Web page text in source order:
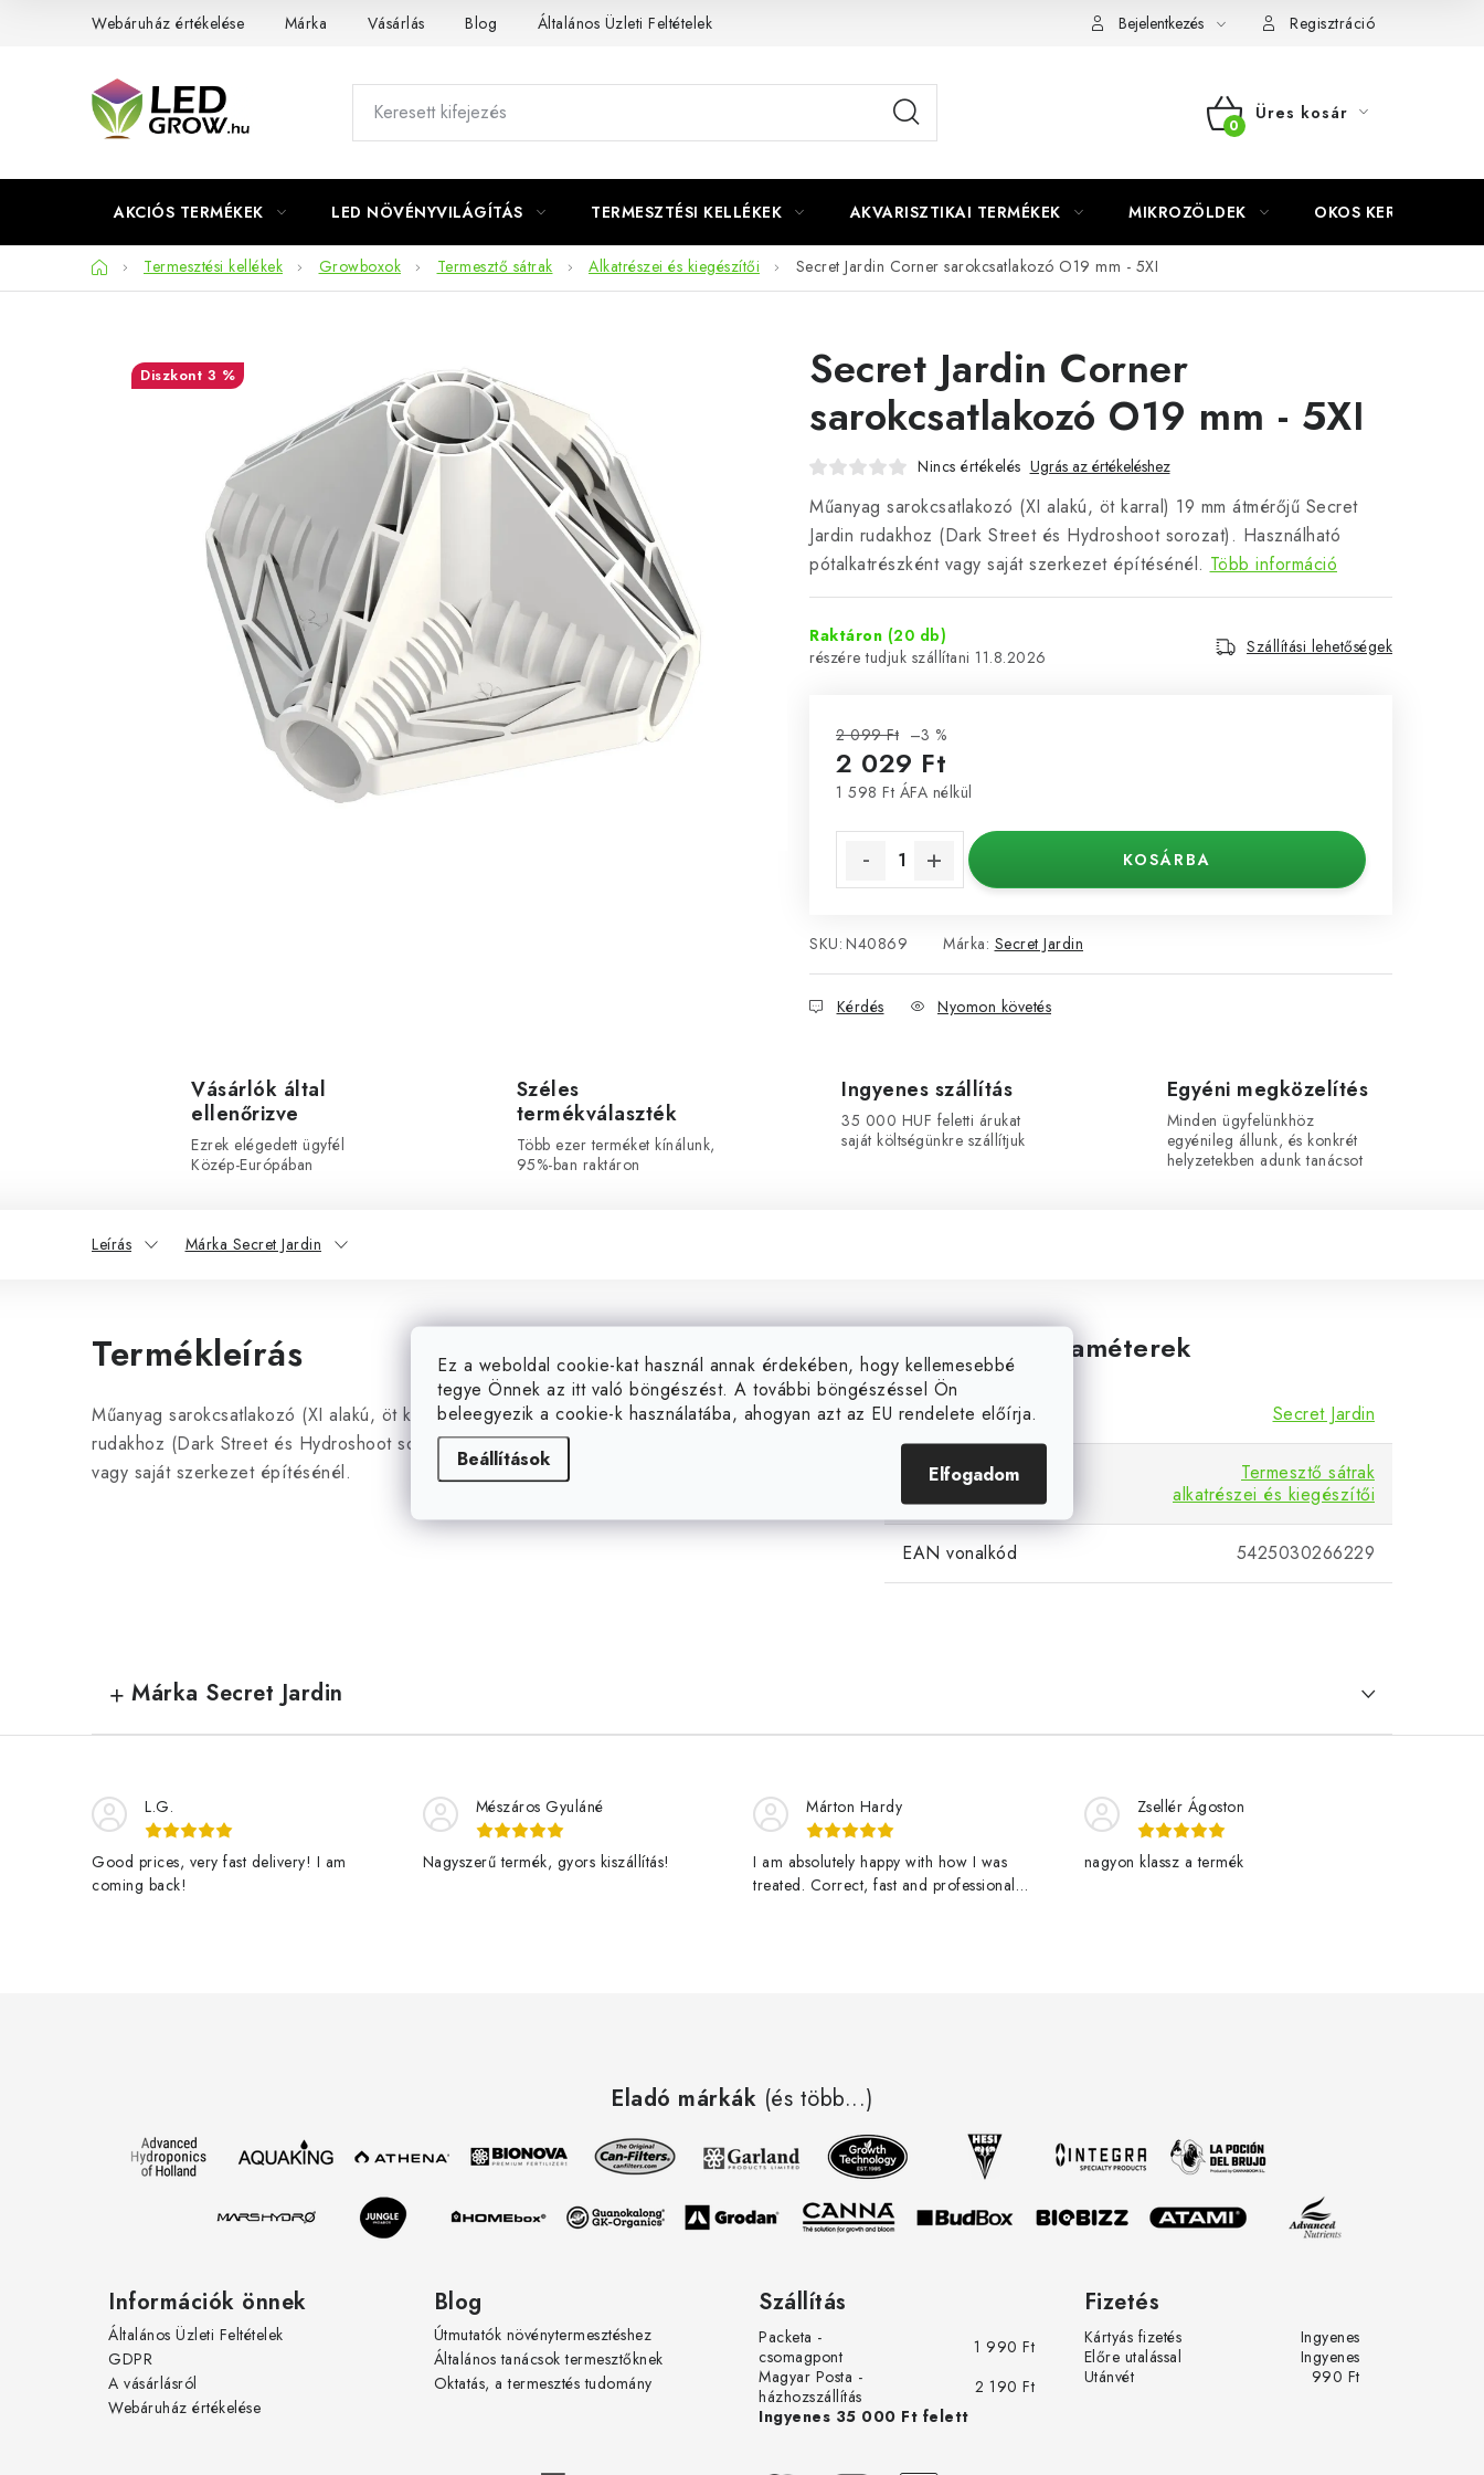
Ez a weboldal cookie-kat használ annak érdekében, hogy kellemesebbé
tegye Önnek az itt való böngészést. A további böngészéssel Ön
beleegyezik a cookie-k használatába, ahogyan azt az EU rendelete előírja.
Beállítások
Elfogadom
Webáruház értékelése Márka Vásárlás Blog Általános Üzleti Feltételek Bejelentkezés Regisztráció
KOSÁR
Üres kosár
AKCIÓS TERMÉKEK LED NÖVÉNYVILÁGÍTÁS TERMESZTÉSI KELLÉKEK AKVARISZTIKAI TERMÉKEK MIKROZÖLDEK OKOS KERT
KezdőlapTermesztési kellékek Growboxok Termesztő sátrak Alkatrészei és kiegészítői Secret Jardin Corner sarokcsatlakozó O19 mm - 5XI
Secret Jardin Corner
sarokcsatlakozó O19 mm - 5XI
Nincs értékelés Ugrás az értékeléshez
Műanyag sarokcsatlakozó (XI alakú, öt karral) 19 mm átmérőjű Secret
Jardin rudakhoz (Dark Street és Hydroshoot sorozat). Használható
pótalkatrészként vagy saját szerkezet építésénél. Több információ
Raktáron (20 db)
11.8.2026
Szállítási lehetőségek
2 099 Ft –3 %
2 029 Ft
1 598 Ft ÁFA nélkül
KOSÁRBA
SKU: N40869 Márka: Secret Jardin
Kérdés Nyomon követés
3 %
Vásárlók által
ellenőrizve
Ezrek elégedett ügyfél
Közép-Európában
Széles
termékválaszték
Több ezer terméket kínálunk,
95%-ban raktáron
Ingyenes szállítás
35 000 HUF feletti árukat
saját költségünkre szállítjuk
Egyéni megközelítés
Minden ügyfelünkhöz
egyénileg állunk, és konkrét
helyzetekben adunk tanácsot
Leírás Márka Secret Jardin
Termékleírás
Műanyag sarokcsatlakozó (XI alakú, öt karral) 19 mm átmérőjű Secret Jardin
rudakhoz (Dark Street és Hydroshoot sorozat). Használható pótalkatrészként
vagy saját szerkezet építésénél.
Kiegészítő paraméterek
Mark Secret Jardin
Kategória
Termesztő sátrak
alkatrészei és kiegészítői
EAN vonalkód 5425030266229
Márka Secret Jardin
L.G.
Good prices, very fast delivery! I am
coming back!
Mészáros Gyuláné
Nagyszerű termék, gyors kiszállítás!
Márton Hardy
I am absolutely happy with how I was
treated. Correct, fast and professional
nak. Üdv. rgy elégedett vásárlótól és az
erőteljesen növekvő zöldségektől!
Zsellér Ágoston
nagyon klassz a termék
Eladó márkák (és több...)
Információk önnek
Általános Üzleti Feltételek
GDPR
A vásárlásról
Webáruház értékelése
Blog
Útmutatók növénytermesztéshez
Általános tanácsok termesztőknek
Oktatás, a termesztés tudomány
Szállítás
Packeta -
csomagpont
1 990 Ft
Magyar Posta -
házhozszállítás
2 190 Ft
Ingyenes 35 000 Ft felett
Fizetés
Kártyás fizetés
Ingyenes
Előre utalással
Ingyenes
Utánvét
990 Ft